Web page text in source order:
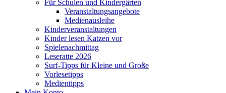
Für Schulen und Kindergärten
Veranstaltungsangebote
Medienausleihe
Kinderveranstaltungen
Kinder lesen Katzen vor
Spielenachmittag
Leseratte 2026
Surf-Tipps für Kleine und Große
Vorlesetipps
Medientipps